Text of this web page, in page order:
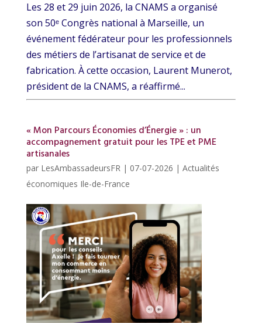
Les 28 et 29 juin 2026, la CNAMS a organisé
son 50ᵉ Congrès national à Marseille, un
événement fédérateur pour les professionnels
des métiers de l’artisanat de service et de
fabrication. À cette occasion, Laurent Munerot,
président de la CNAMS, a réaffirmé...
« Mon Parcours Économies d’Énergie » : un
accompagnement gratuit pour les TPE et PME
artisanales
par LesAmbassadeursFR| 07-07-2026 | Actualités
économiques Ile-de-France